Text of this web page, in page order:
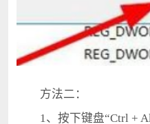
方法二：
1、按下键盘“Ctrl + Alt